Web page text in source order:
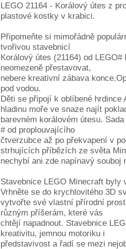
LEGO 21164 - Korálový útes z
plastové kostky v krabici.
Připomeňte si mimořádně
tvořivou stavebnicí
Korálový útes (21164) od
neomezeně přestavovat,
nebere kreativní zábava
pod vodou.
Děti se připojí k oblíbené
hladinu moře ve snaze najít
barevném korálovém útesu.
# od proplouvajícího
čtverzubce až po překvapení v
strhujících příbězích ze světa
nechybí ani zde napínavý souboj
Stavebnice LEGO Minecraft
Vrhněte se do krychlovitého 3D
vytvořte své vlastní přírodní
různým příšerám, které vás
chtějí napadnout. Stavebnice
kreativitu, jemnou motoriku i
představivost a řadí se mezi